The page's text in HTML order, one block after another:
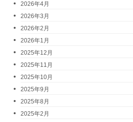
2026年4月
2026年3月
2026年2月
2026年1月
2025年12月
2025年11月
2025年10月
2025年9月
2025年8月
2025年2月